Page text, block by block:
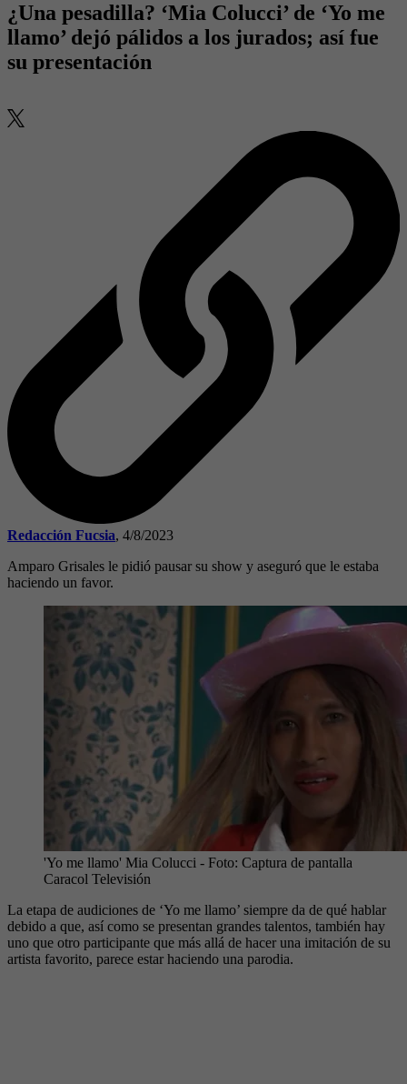
¿Una pesadilla? ‘Mia Colucci’ de ‘Yo me
llamo’ dejó pálidos a los jurados; así fue
su presentación
Redacción Fucsia, 4/8/2023
Amparo Grisales le pidió pausar su show y aseguró que le estaba
haciendo un favor.
'Yo me llamo' Mia Colucci - Foto: Captura de pantalla
Caracol Televisión
La etapa de audiciones de ‘Yo me llamo’ siempre da de qué hablar
debido a que, así como se presentan grandes talentos, también hay
uno que otro participante que más allá de hacer una imitación de su
artista favorito, parece estar haciendo una parodia.